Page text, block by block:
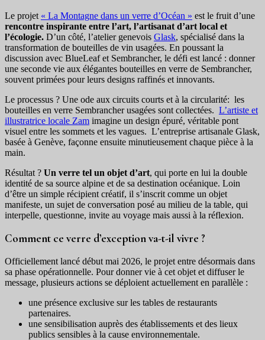
Le projet « La Montagne dans un verre d’Océan » est le fruit d’une
rencontre inspirante entre l’art, l’artisanat d’art local et
l’écologie. D’un côté, l’atelier genevois Glask, spécialisé dans la
transformation de bouteilles de vin usagées. En poussant la
discussion avec BlueLeaf et Sembrancher, le défi est lancé : donner
une seconde vie aux élégantes bouteilles en verre de Sembrancher,
souvent primées pour leurs designs raffinés et innovants.
Le processus ? Une ode aux circuits courts et à la circularité: les
bouteilles en verre Sembrancher usagées sont collectées. L’artiste et
illustratrice locale Zam imagine un design épuré, véritable pont
visuel entre les sommets et les vagues. L’entreprise artisanale Glask,
basée à Genève, façonne ensuite minutieusement chaque pièce à la
main.
Résultat ? Un verre tel un objet d’art, qui porte en lui la double
identité de sa source alpine et de sa destination océanique. Loin
d’être un simple récipient créatif, il s’inscrit comme un objet
manifeste, un sujet de conversation posé au milieu de la table, qui
interpelle, questionne, invite au voyage mais aussi à la réflexion.
Comment ce verre d’exception va-t-il vivre ?
Officiellement lancé début mai 2026, le projet entre désormais dans
sa phase opérationnelle. Pour donner vie à cet objet et diffuser le
message, plusieurs actions se déploient actuellement en parallèle :
une présence exclusive sur les tables de restaurants
partenaires.
une sensibilisation auprès des établissements et des lieux
publics sensibles à la cause environnementale.